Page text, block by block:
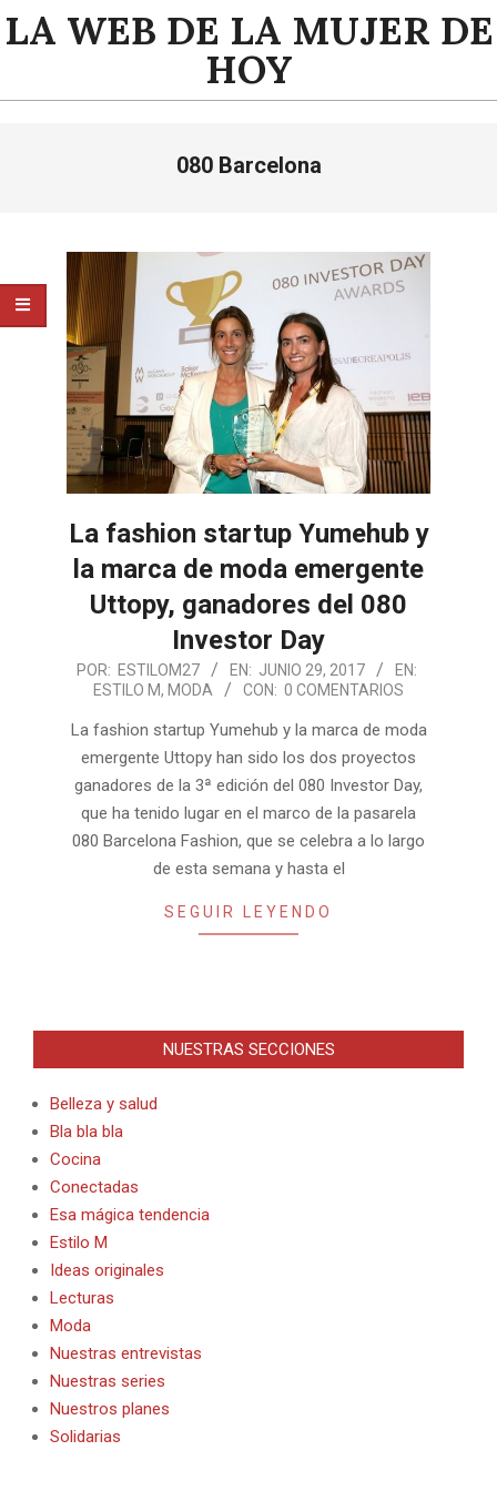
Saltar
alLA WEB DE LA MUJER DE
HOY
080 Barcelona
La fashion startup Yumehub y
la marca de moda emergente
Uttopy, ganadores del 080
Investor Day
2017-
29
POR: ESTILOM27 EN: JUNIO 29, 2017
EN:
ESTILO M, MODA CON: 0 COMENTARIOS
La fashion startup Yumehub y la marca de moda
emergente Uttopy han sido los dos proyectos
ganadores de la 3ª edición del 080 Investor Day,
que ha tenido lugar en el marco de la pasarela
080 Barcelona Fashion, que se celebra a lo largo
de esta semana y hasta el
SEGUIR LEYENDO
NUESTRAS SECCIONES
Belleza y salud
Bla bla bla
Cocina
Conectadas
Esa mágica tendencia
Estilo M
Ideas originales
Lecturas
Moda
Nuestras entrevistas
Nuestras series
Nuestros planes
Solidarias